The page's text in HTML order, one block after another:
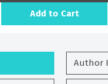
Add to Cart
Author